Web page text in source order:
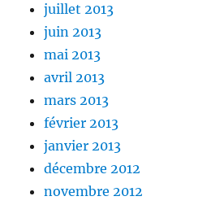
juillet 2013
juin 2013
mai 2013
avril 2013
mars 2013
février 2013
janvier 2013
décembre 2012
novembre 2012